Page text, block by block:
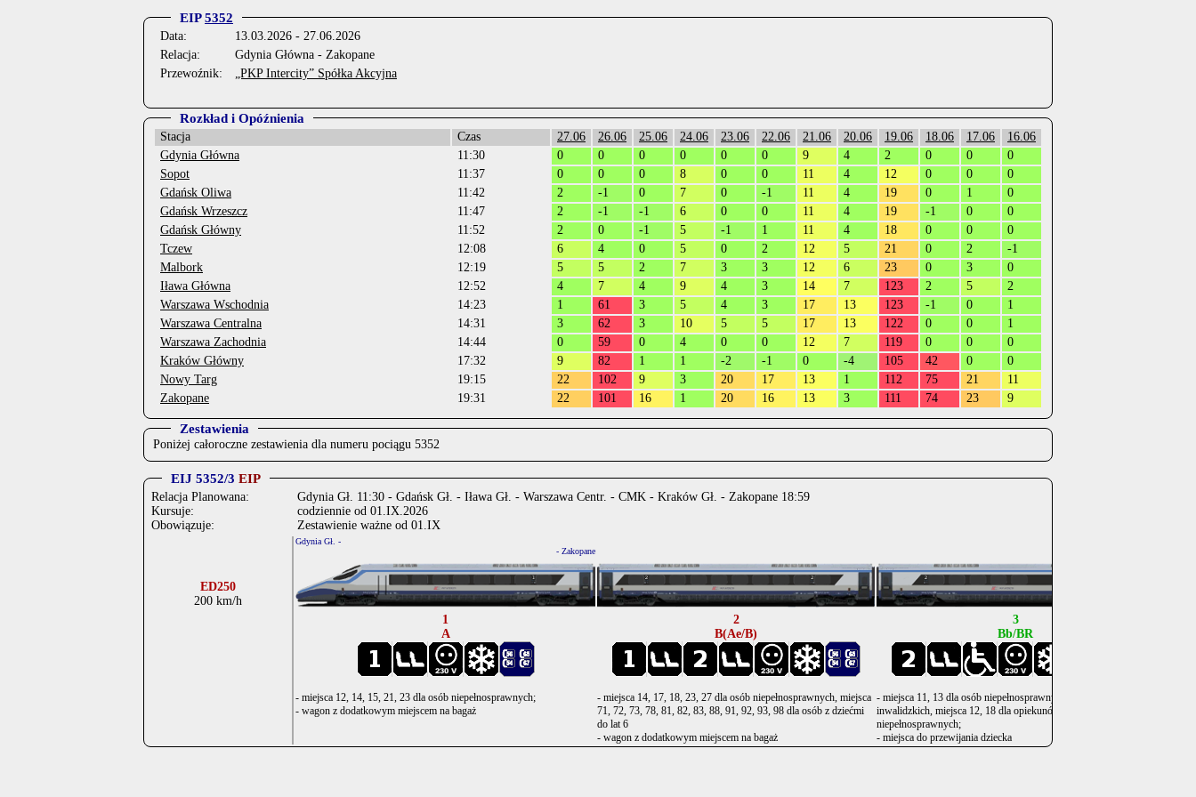
EIP5352
Data:
13.03.2026 - 27.06.2026
Relacja:
Gdynia Główna - Zakopane
Przewoźnik:
„PKP Intercity” Spółka Akcyjna
Rozkład i Opóźnienia
Stacja Czas 27.06 26.06 25.06 24.06 23.06 22.06 21.06 20.06 19.06 18.06 17.06
16.06
Gdynia Główna
11:30 0 0 0 0 0 0 9 4 2 0 0
0
Sopot
11:37 0 0 0 8 0 0 11 4 12 0 0
0
Gdańsk Oliwa
11:42 2 -1 0 7 0 -1 11 4 19 0 1
0
Gdańsk Wrzeszcz
11:47 2 -1 -1 6 0 0 11 4 19 -1 0
0
Gdańsk Główny
11:52 2 0 -1 5 -1 1 11 4 18 0 0
0
Tczew
12:08 6 4 0 5 0 2 12 5 21 0 2
-1
Malbork
12:19 5 5 2 7 3 3 12 6 23 0 3
0
Iława Główna
12:52 4 7 4 9 4 3 14 7 123 2 5
2
Warszawa Wschodnia
14:23 1 61 3 5 4 3 17 13 123 -1 0
1
Warszawa Centralna
14:31 3 62 3 10 5 5 17 13 122 0 0
1
Warszawa Zachodnia
14:44 0 59 0 4 0 0 12 7 119 0 0
0
Kraków Główny
17:32 9 82 1 1 -2 -1 0 -4 105 42 0
0
Nowy Targ
19:15 22 102 9 3 20 17 13 1 112 75 21
11
Zakopane
19:31 22 101 16 1 20 16 13 3 111 74 23 9
Zestawienia
Poniżej całoroczne zestawienia dla numeru pociągu 5352
EIJ 5352/3 EIP
Relacja Planowana:
Kursuje:
Obowiązuje:
Gdynia Gł. 11:30 - Gdańsk Gł. - Iława Gł. - Warszawa Centr. - CMK - Kraków Gł. - Zakopane 18:59
codziennie od 01.IX.2026
Zestawienie ważne od 01.IX
ED250
200 km/h
Gdynia Gł. -
- Zakopane
1
A
- miejsca 12, 14, 15, 21, 23 dla osób niepełnosprawnych;
- wagon z dodatkowym miejscem na bagaż
2
B(Ae/B)
- miejsca 14, 17, 18, 23, 27 dla osób niepełnosprawnych, miejsca
71, 72, 73, 78, 81, 82, 83, 88, 91, 92, 93, 98 dla osób z dziećmi
do lat 6
- wagon z dodatkowym miejscem na bagaż
3
Bb/BR
- miejsca 11, 13 dla osób niepełnosprawnych na wózkach
inwalidzkich, miejsca 12, 18 dla opiekunów osób
niepełnosprawnych;
- miejsca do przewijania dziecka